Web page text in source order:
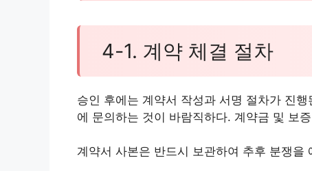
4-1. 계약 체결 절차
승인 후에는 계약서 작성과 서명 절차가 진
에 문의하는 것이 바람직하다. 계약금 및 보
계약서 사본은 반드시 보관하여 추후 분쟁을